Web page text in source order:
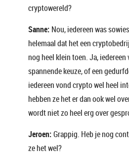
cryptowereld?
Sanne: Nou, iedereen was
helemaal dat het een
nog heel klein toen. Ja, iedereen
spannende keuze, of een
iedereen vond crypto wel heel
hebben ze het er dan ook wel
wordt niet zo heel erg over
Jeroen:Grappig. Heb je nog
ze het wel?